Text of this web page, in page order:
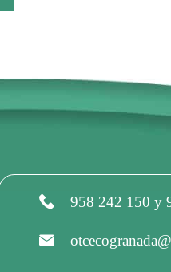
958 242 150 y